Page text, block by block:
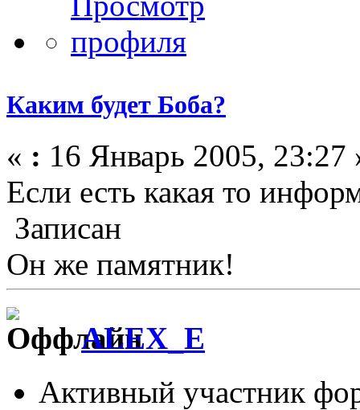
Каким будет Боба?
« : 16 Январь 2005, 23:27
Если есть какая то
Записан
Он же памятник!
ALEX_E
Активный участник